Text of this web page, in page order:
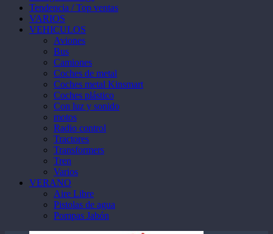
Tendencia / Top ventas
VARIOS
VEHICULOS
Aviones
Bus
Camiones
Coches de metal
Coches metal Kinsmart
Coches plástico
Con luz y sonido
motos
Radio control
Tractores
Transformers
Tren
Varios
VERANO
Aire Libre
Pistolas de agua
Pompas Jabón